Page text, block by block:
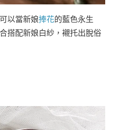
以當新娘捧花的藍色永生
搭配新娘白紗，襯托出脫俗